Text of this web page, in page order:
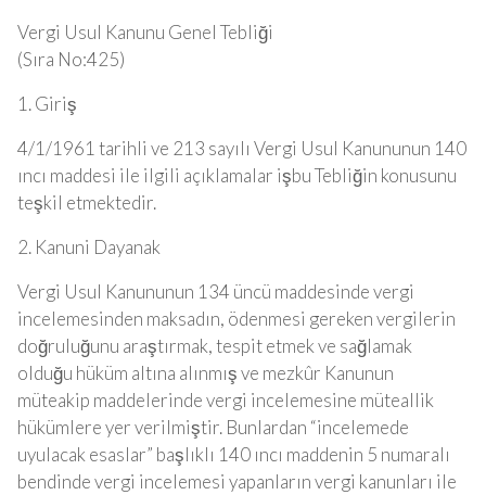
Vergi Usul Kanunu Genel Tebliği
(Sıra No:425)
1. Giriş
4/1/1961 tarihli ve 213 sayılı Vergi Usul Kanununun 140
ıncı maddesi ile ilgili açıklamalar işbu Tebliğin konusunu
teşkil etmektedir.
2. Kanuni Dayanak
Vergi Usul Kanununun 134 üncü maddesinde vergi
incelemesinden maksadın, ödenmesi gereken vergilerin
doğruluğunu araştırmak, tespit etmek ve sağlamak
olduğu hüküm altına alınmış ve mezkûr Kanunun
müteakip maddelerinde vergi incelemesine müteallik
hükümlere yer verilmiştir. Bunlardan “incelemede
uyulacak esaslar” başlıklı 140 ıncı maddenin 5 numaralı
bendinde vergi incelemesi yapanların vergi kanunları ile